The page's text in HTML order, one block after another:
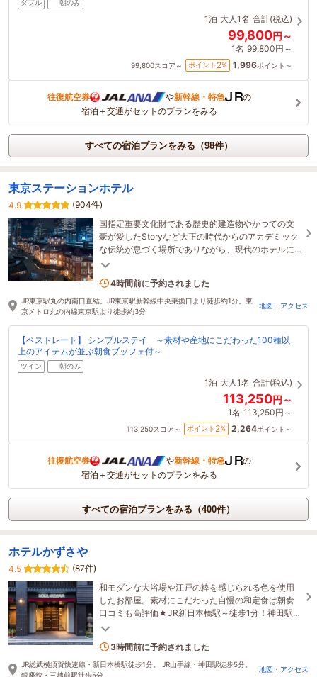
ダブル 朝のみ
1泊 大人1名 合計(税込)
99,800円～
1名 99,800円～
99,800スコア～ ポイント 2% 1,996ポイント～
往復航空券 や新幹線・特急
の
宿泊＋交通がセットのプランをみる
すべての宿泊プランをみる（98件）
東京ステーションホテル
4.9
(904件)
国指定重要文化財である歴史的建造物やかつての文
豪が愛したStoryなど大正の時代からのアカデミック
な伝統が息づく場所でありながら、現代のホテルに
求められる機能性も満たす、洗練された
4名がこの宿を見ています
4時間前に予約されました
JR東京駅丸の内南口直結。JR東京駅新幹線中央乗換口より徒歩約1分。東
京メトロ丸の内線東京駅より徒歩約3分
地図・アクセス
【ベストレート】 シンプルステイ ～素材や産地にこだわった100種以
上のアイテムが並ぶ朝食ブッフェ付～
ツイン 朝のみ
1泊 大人1名 合計(税込)
113,250円～
1名 113,250円～
113,250スコア～ ポイント 2% 2,264ポイント～
往復航空券 や新幹線・特急
の
宿泊＋交通がセットのプランをみる
すべての宿泊プランをみる（400件）
ホテルかずさや
4.5
(87件)
和モダンな大浴場や江戸の粋を感じられる色を使用
したお部屋。素材にこだわった自慢の和定食は朝食
口コミも高評価★JR新日本橋駅～徒歩1分！神田駅/
三越前駅/小伝馬町駅～徒歩5分とアクセスも抜
1名がこの宿を見ています
3時間前に予約されました
JR総武横須賀快速線・新日本橋駅徒歩1分。 JR山手線・神田駅徒歩5分。
銀座線・三越前駅徒歩5分。
地図・アクセス